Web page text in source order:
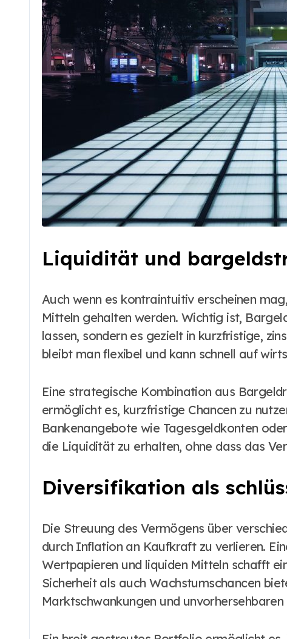
Liquidität und
Auch wenn es kontraintuitiv erscheinen
Mitteln gehalten werden. Wichtig ist,
lassen, sondern es gezielt in kurzfristige,
bleibt man flexibel und kann schnell auf
Eine strategische Kombination aus
ermöglicht es, kurzfristige Chancen zu
Bankenangebote wie Tagesgeldkonten
die Liquidität zu erhalten, ohne dass das
Diversifikation als
Die Streuung des Vermögens über
durch Inflation an Kaufkraft zu verlieren.
Wertpapieren und liquiden Mitteln schafft
Sicherheit als auch Wachstumschancen
Marktschwankungen und